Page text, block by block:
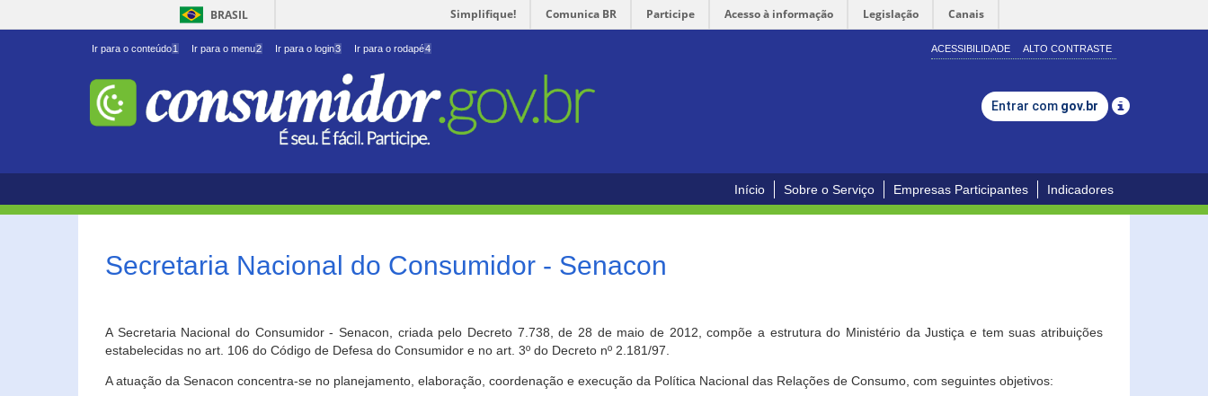
BRASIL Simplifique! Comunica BR Participe Acesso à informação Legislação Canais
Ir para o conteúdo1 Ir para o menu2 Ir para o login3 Ir para o rodapé4 ACESSIBILIDADE ALTO CONTRASTE
Entrar com gov.br
Início Sobre o Serviço Empresas Participantes Indicadores
Secretaria Nacional do Consumidor - Senacon
A Secretaria Nacional do Consumidor - Senacon, criada pelo Decreto 7.738, de 28 de maio de 2012, compõe a estrutura do Ministério da Justiça e tem suas atribuições
estabelecidas no art. 106 do Código de Defesa do Consumidor e no art. 3º do Decreto nº 2.181/97.
A atuação da Senacon concentra-se no planejamento, elaboração, coordenação e execução da Política Nacional das Relações de Consumo, com seguintes objetivos: